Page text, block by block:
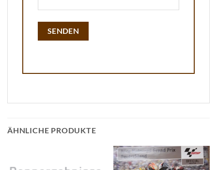
ÄHNLICHE PRODUKTE